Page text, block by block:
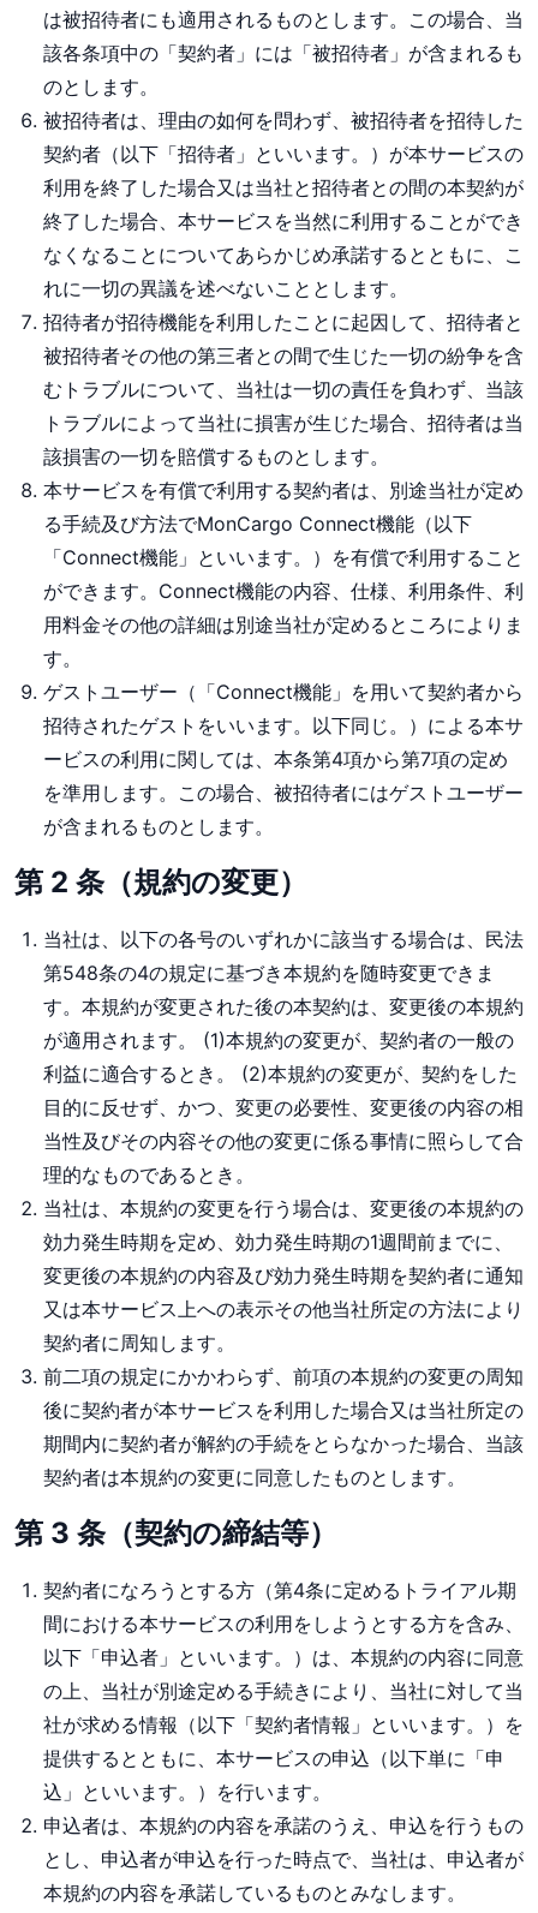
は被招待者にも適用されるものとします。この場合、当
該各条項中の「契約者」には「被招待者」が含まれるも
のとします。
被招待者は、理由の如何を問わず、被招待者を招待した
契約者（以下「招待者」といいます。）が本サービスの
利用を終了した場合又は当社と招待者との間の本契約が
終了した場合、本サービスを当然に利用することができ
なくなることについてあらかじめ承諾するとともに、こ
れに一切の異議を述べないこととします。
招待者が招待機能を利用したことに起因して、招待者と
被招待者その他の第三者との間で生じた一切の紛争を含
むトラブルについて、当社は一切の責任を負わず、当該
トラブルによって当社に損害が生じた場合、招待者は当
該損害の一切を賠償するものとします。
本サービスを有償で利用する契約者は、別途当社が定め
る手続及び方法でMonCargo Connect機能（以下
「Connect機能」といいます。）を有償で利用すること
ができます。Connect機能の内容、仕様、利用条件、利
用料金その他の詳細は別途当社が定めるところによりま
す。
ゲストユーザー（「Connect機能」を用いて契約者から
招待されたゲストをいいます。以下同じ。）による本サ
ービスの利用に関しては、本条第4項から第7項の定め
を準用します。この場合、被招待者にはゲストユーザー
が含まれるものとします。
第 2 条（規約の変更）
当社は、以下の各号のいずれかに該当する場合は、民法
第548条の4の規定に基づき本規約を随時変更できま
す。本規約が変更された後の本契約は、変更後の本規約
が適用されます。 (1)本規約の変更が、契約者の一般の
利益に適合するとき。 (2)本規約の変更が、契約をした
目的に反せず、かつ、変更の必要性、変更後の内容の相
当性及びその内容その他の変更に係る事情に照らして合
理的なものであるとき。
当社は、本規約の変更を行う場合は、変更後の本規約の
効力発生時期を定め、効力発生時期の1週間前までに、
変更後の本規約の内容及び効力発生時期を契約者に通知
又は本サービス上への表示その他当社所定の方法により
契約者に周知します。
前二項の規定にかかわらず、前項の本規約の変更の周知
後に契約者が本サービスを利用した場合又は当社所定の
期間内に契約者が解約の手続をとらなかった場合、当該
契約者は本規約の変更に同意したものとします。
第 3 条（契約の締結等）
契約者になろうとする方（第4条に定めるトライアル期
間における本サービスの利用をしようとする方を含み、
以下「申込者」といいます。）は、本規約の内容に同意
の上、当社が別途定める手続きにより、当社に対して当
社が求める情報（以下「契約者情報」といいます。）を
提供するとともに、本サービスの申込（以下単に「申
込」といいます。）を行います。
申込者は、本規約の内容を承諾のうえ、申込を行うもの
とし、申込者が申込を行った時点で、当社は、申込者が
本規約の内容を承諾しているものとみなします。